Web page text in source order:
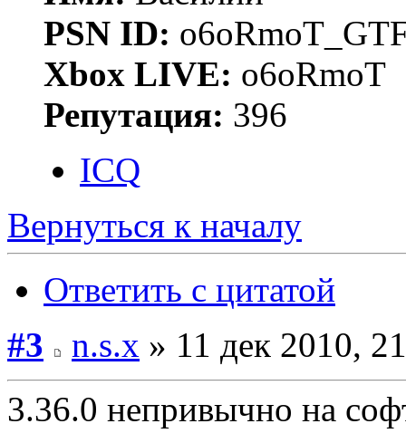
PSN ID:
Xbox LIVE: o6oRmoT
Репутация: 396
ICQ
Вернуться к началу
Ответить с цитатой
#3
n.s.x » 11 дек 2010,
3.36.0 непривычно на